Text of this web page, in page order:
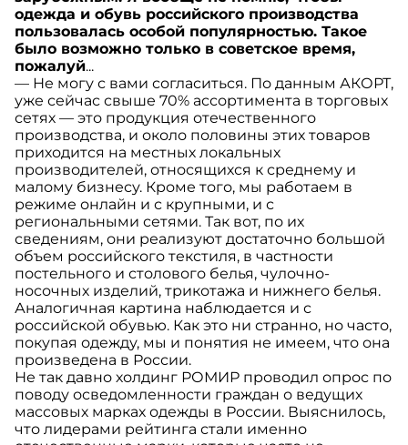
одежда и обувь российского производства
пользовалась особой популярностью. Такое
было возможно только в советское время,
пожалуй...
— Не могу с вами согласиться. По данным АКОРТ,
уже сейчас свыше 70% ассортимента в торговых
сетях — это продукция отечественного
производства, и около половины этих товаров
приходится на местных локальных
производителей, относящихся к среднему и
малому бизнесу. Кроме того, мы работаем в
режиме онлайн и с крупными, и с
региональными сетями. Так вот, по их
сведениям, они реализуют достаточно большой
объем российского текстиля, в частности
постельного и столового белья, чулочно-
носочных изделий, трикотажа и нижнего белья.
Аналогичная картина наблюдается и с
российской обувью. Как это ни странно, но часто,
покупая одежду, мы и понятия не имеем, что она
произведена в России.
Не так давно холдинг РОМИР проводил опрос по
поводу осведомленности граждан о ведущих
массовых марках одежды в России. Выяснилось,
что лидерами рейтинга стали именно